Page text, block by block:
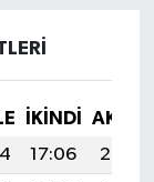
İKINDI
17:06
20:27